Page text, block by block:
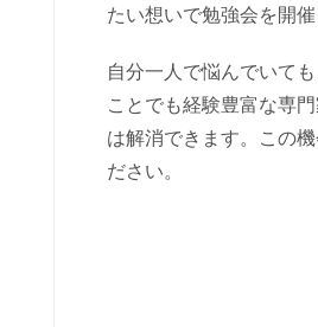
たい想いで勉強会を開催
自分一人で悩んでいて
ことでも経験豊富な専
は解消できます。この
ださい。